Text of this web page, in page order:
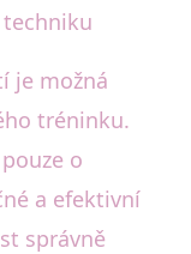
je možná
tréninku.
o
a efektivní
správně